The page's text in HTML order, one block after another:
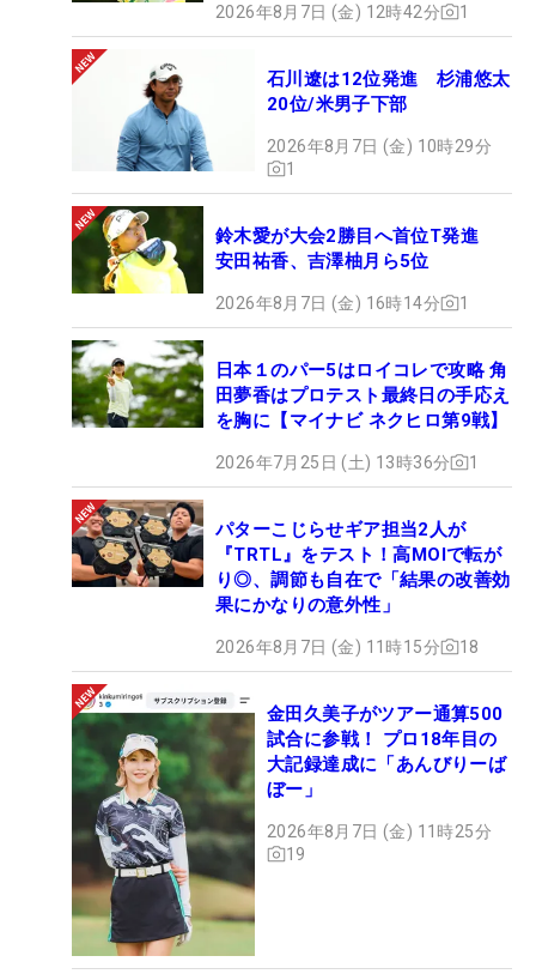
2026年8月7日 (金) 12時42分 1
石川遼は12位発進 杉浦悠太
20位/米男子下部
2026年8月7日 (金) 10時29分
1
鈴木愛が大会2勝目へ首位T発進
安田祐香、吉澤柚月ら5位
2026年8月7日 (金) 16時14分 1
日本１のパー5はロイコレで攻略 角
田夢香はプロテスト最終日の手応え
を胸に【マイナビ ネクヒロ第9戦】
2026年7月25日 (土) 13時36分 1
パターこじらせギア担当2人が
『TRTL』をテスト！高MOIで転が
り◎、調節も自在で「結果の改善効
果にかなりの意外性」
2026年8月7日 (金) 11時15分 18
金田久美子がツアー通算500
試合に参戦！ プロ18年目の
大記録達成に「あんびりーば
ぼー」
2026年8月7日 (金) 11時25分
19